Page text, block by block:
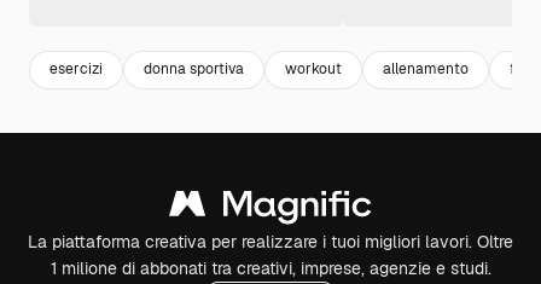
esercizi donna sportiva workout allenamento
La piattaforma creativa per realizzare i tuoi migliori lavori. Oltre
1 milione di abbonati tra creativi, imprese, agenzie e studi.